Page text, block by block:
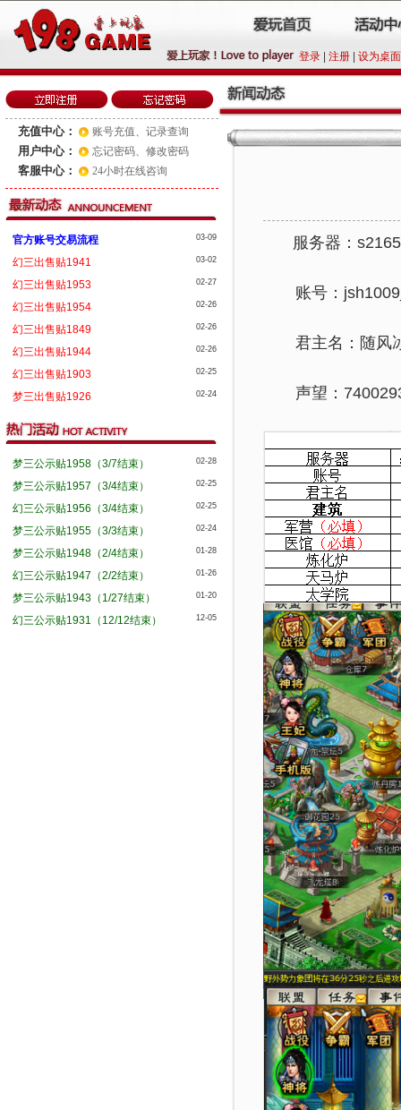
登录 注册 设为桌
充值中心： 账号充值、 记录查询
用户中心： 忘记密码、 修改密码
客服中心： 24小时在线咨询
03-09
官方账号交易流程
03-02
幻三出售贴1941
02-27
幻三出售贴1953
02-26
幻三出售贴1954
02-26
幻三出售贴1849
02-26
幻三出售贴1944
02-25
幻三出售贴1903
02-24
梦三出售贴1926
02-28
梦三公示贴1958（3/7结束）
02-25
梦三公示贴1957（3/4结束）
02-25
幻三公示贴1956（3/4结束）
02-24
梦三公示贴1955（3/3结束）
01-28
梦三公示贴1948（2/4结束）
01-26
幻三公示贴1947（2/2结束）
01-20
梦三公示贴1943（1/27结束）
12-05
幻三公示贴1931（12/12结束）
服务器：s2165
账号：
君主名：随风
声望：